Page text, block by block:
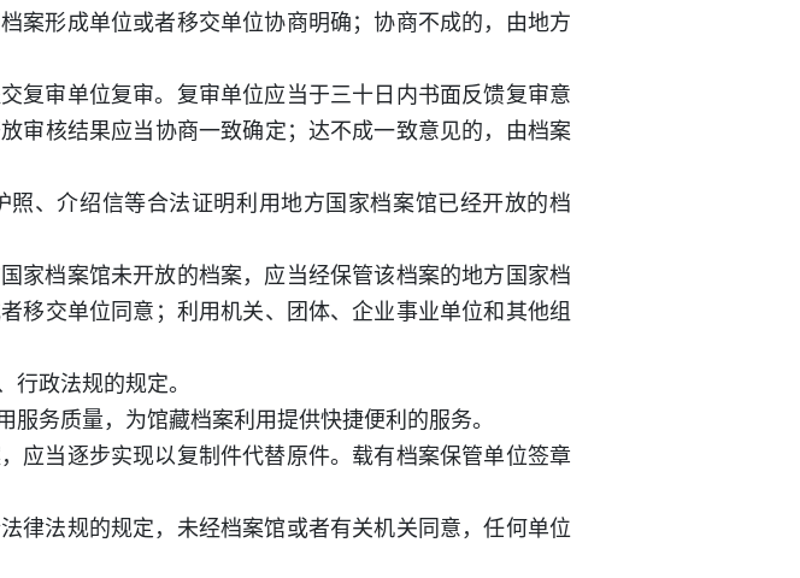
案形成单位或者移交单位协商明确；协商不成的，由地方
复审单位复审。复审单位应当于三十日内书面反馈复审意
审核结果应当协商一致确定；达不成一致意见的，由档案
、介绍信等合法证明利用地方国家档案馆已经开放的档
家档案馆未开放的档案，应当经保管该档案的地方国家档
移交单位同意；利用机关、团体、企业事业单位和其他组
政法规的规定。
务质量，为馆藏档案利用提供快捷便利的服务。
应当逐步实现以复制件代替原件。载有档案保管单位签章
律法规的规定，未经档案馆或者有关机关同意，任何单位